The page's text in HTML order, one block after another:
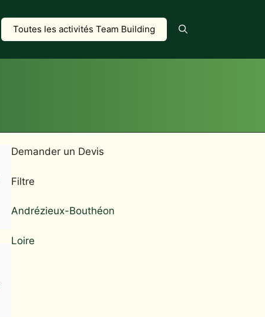
Toutes les activités Team Building
Demander un Devis
Filtre
Andrézieux-Bouthéon
Loire